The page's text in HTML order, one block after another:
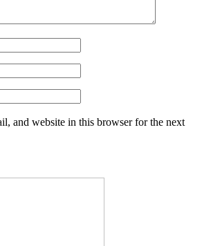
and website in this browser for the next